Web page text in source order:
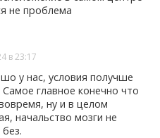
не проблема
в 23:17
у нас, условия получше
главное конечно что
ну и в целом
начальство мозги не